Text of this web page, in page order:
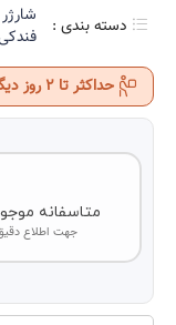
دسته بندی :
حداکثر تا 2 روز دیگر تحویل بگیرید
متاسفانه
جهت اطلاع